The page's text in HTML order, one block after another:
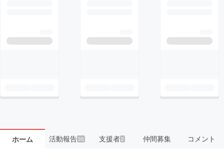
ホーム 活動報告35 支援者 2 仲間募集 コメント